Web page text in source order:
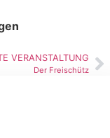
VERANSTALTUNG
Der Freischütz